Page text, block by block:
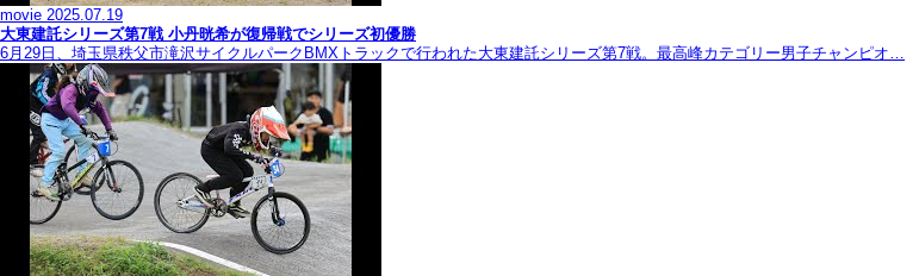
movie 2025.07.19
大東建託シリーズ第7戦 ⼩丹晄希が復帰戦でシリーズ初優勝
6月29日、埼玉県秩父市滝沢サイクルパークBMXトラックで行われた大東建託シリーズ第7戦。最高峰カテゴリー男子チャンピオ…